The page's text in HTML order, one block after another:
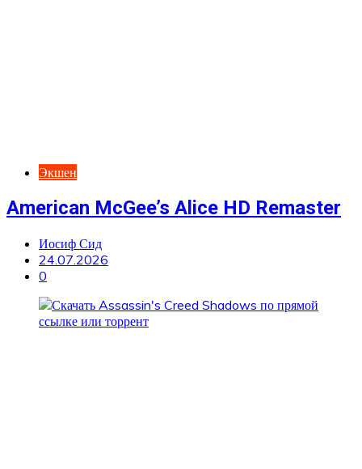
Экшен
American McGee’s Alice HD Remaster
Иосиф Сид
24.07.2026
0